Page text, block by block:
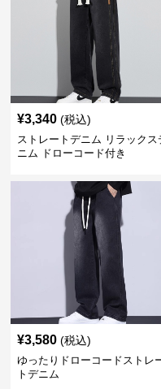
¥3,340 (税込)
ストレートデニム リラックス
ニム ドローコード付き
¥3,580 (税込)
ゆったりドローコードストレ
トデニム